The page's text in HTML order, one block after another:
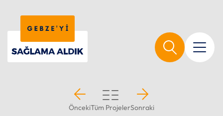
ÖncekiTüm ProjelerSonraki